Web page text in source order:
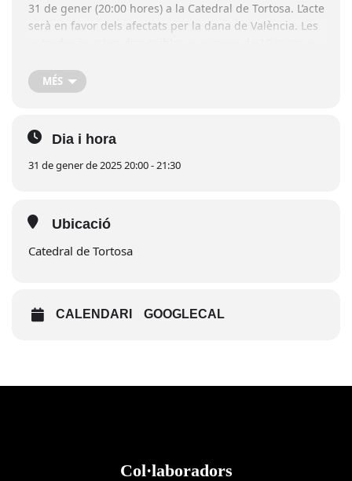
31 de gener (20:00 hores) a la Catedral de Tortosa. L’acte
serà en favor dels afectats per la dana de València. Les
Oficines del Bisbat i a
col·laborar mitjançant la fila 0.
MÉS
Dia i hora
31 de gener de 2025 20:00 - 21:30
Ubicació
Catedral de Tortosa
CALENDARI GOOGLECAL
Col·laboradors